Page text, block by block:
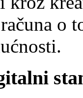
o